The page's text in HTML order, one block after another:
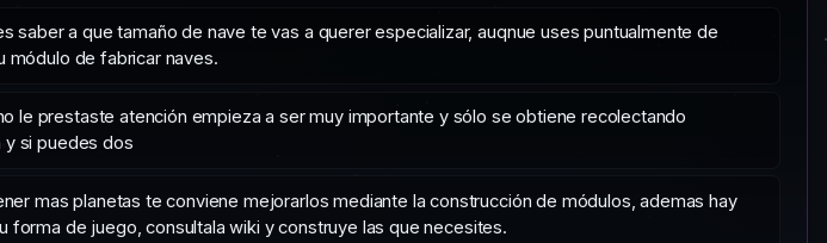
saber a que tamaño de nave te vas a querer especializar, auqnue uses puntualmente de
módulo de fabricar naves.
le prestaste atención empieza a ser muy importante y sólo se obtiene recolectando
y si puedes dos
mas planetas te conviene mejorarlos mediante la construcción de módulos, ademas hay
forma de juego, consultala wiki y construye las que necesites.